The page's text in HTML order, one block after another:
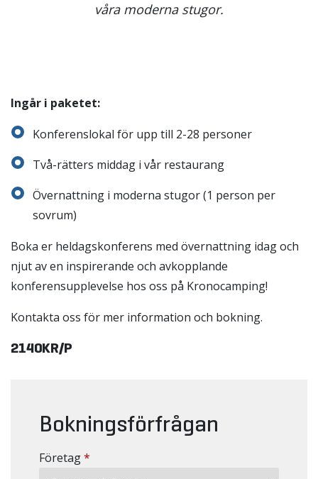
våra moderna stugor.
Ingår i paketet:
Konferenslokal för upp till 2-28 personer
Två-rätters middag i vår restaurang
Övernattning i moderna stugor (1 person per
sovrum)
Boka er heldagskonferens med övernattning idag och
njut av en inspirerande och avkopplande
konferensupplevelse hos oss på Kronocamping!
Kontakta oss för mer information och bokning.
2140KR/P
Bokningsförfrågan
Företag*